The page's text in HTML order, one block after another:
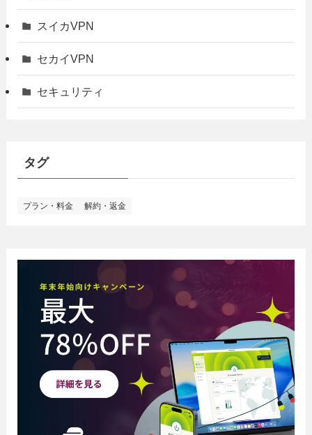
スイカVPN
セカイVPN
セキュリティ
タグ
プラン・料金 解約・返金